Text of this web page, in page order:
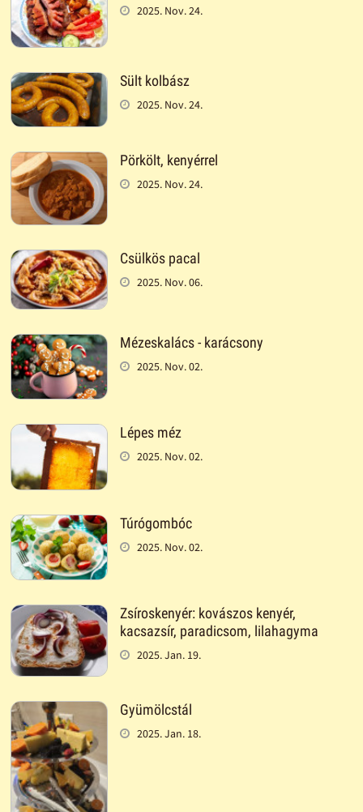
2025. Nov. 24.
Sült kolbász
2025. Nov. 24.
Pörkölt, kenyérrel
2025. Nov. 24.
Csülkös pacal
2025. Nov. 06.
Mézeskalács - karácsony
2025. Nov. 02.
Lépes méz
2025. Nov. 02.
Túrógombóc
2025. Nov. 02.
Zsíroskenyér: kovászos kenyér,
kacsazsír, paradicsom, lilahagyma
2025. Jan. 19.
Gyümölcstál
2025. Jan. 18.